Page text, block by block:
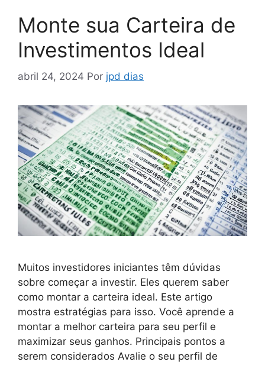
Monte sua Carteira de
Investimentos Ideal
abril 24, 2024 Por jpd dias
Muitos investidores iniciantes têm dúvidas
sobre começar a investir. Eles querem saber
como montar a carteira ideal. Este artigo
mostra estratégias para isso. Você aprende a
montar a melhor carteira para seu perfil e
maximizar seus ganhos. Principais pontos a
serem considerados Avalie o seu perfil de